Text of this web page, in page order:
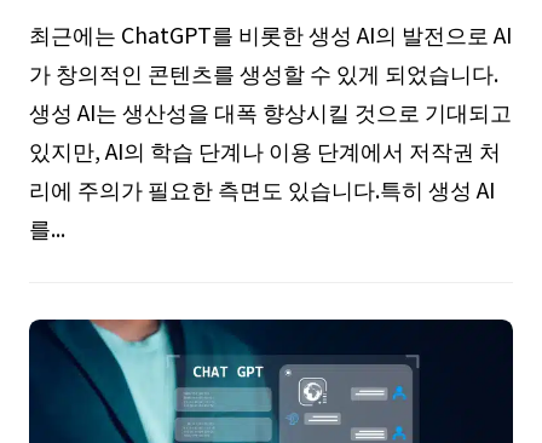
최근에는 ChatGPT를 비롯한 생성 AI의 발전으로 AI
가 창의적인 콘텐츠를 생성할 수 있게 되었습니다.
생성 AI는 생산성을 대폭 향상시킬 것으로 기대되고
있지만, AI의 학습 단계나 이용 단계에서 저작권 처
리에 주의가 필요한 측면도 있습니다.특히 생성 AI
를...